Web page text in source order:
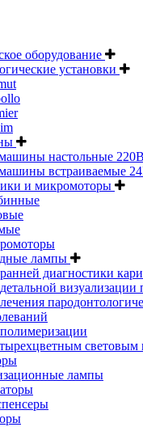
оборудование
установки
настольные 220В
встраиваемые
и микромоторы
лампы
диагностики
визуализации
световым
лампы